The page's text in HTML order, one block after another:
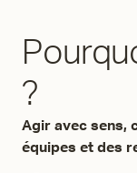
?
Agir avec sens,
équipes et des